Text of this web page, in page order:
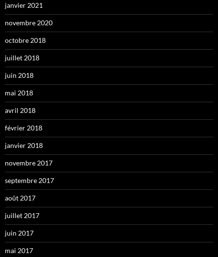
janvier 2021
novembre 2020
octobre 2018
juillet 2018
juin 2018
mai 2018
avril 2018
février 2018
janvier 2018
novembre 2017
septembre 2017
août 2017
juillet 2017
juin 2017
mai 2017